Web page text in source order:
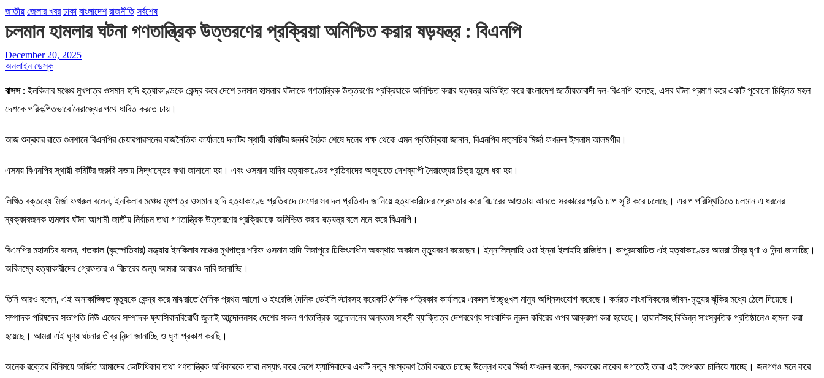
জাতীয় জেলার খবর ঢাকা বাংলাদেশ রাজনীতি সর্বশেষ
চলমান হামলার ঘটনা গণতান্ত্রিক উত্তরণের প্রক্রিয়া অনিশ্চিত করার ষড়যন্ত্র : বিএনপি
December 20, 2025
অনলাইন ডেস্ক
বাসস : ইনকিলাব মঞ্চের মুখপাত্র ওসমান হাদি হত্যাকাণ্ডকে কেন্দ্র করে দেশে চলমান হামলার ঘটনাকে গণতান্ত্রিক উত্তরণের প্রক্রিয়াকে অনিশ্চিত করার ষড়যন্ত্র অভিহিত করে বাংলাদেশ জাতীয়তাবাদী দল-বিএনপি বলেছে, এসব ঘটনা প্রমাণ করে একটি পুরোনো চিহ্নিত মহল
দেশকে পরিকল্পিতভাবে নৈরাজ্যের পথে ধাবিত করতে চায়।
আজ শুক্রবার রাতে গুলশানে বিএনপির চেয়ারপারসনের রাজনৈতিক কার্যালয়ে দলটির স্থায়ী কমিটির জরুরি বৈঠক শেষে দলের পক্ষ থেকে এমন প্রতিক্রিয়া জানান, বিএনপির মহাসচিব মির্জা ফখরুল ইসলাম আলমগীর।
এসময় বিএনপির স্থায়ী কমিটির জরুরি সভায় সিদ্ধান্তের কথা জানানো হয়। এবং ওসমান হাদির হত্যাকাণ্ডের প্রতিবাদের অজুহাতে দেশব্যাপী নৈরাজ্যের চিত্র তুলে ধরা হয়।
লিখিত বক্তব্যে মির্জা ফখরুল বলেন, ইনকিলাব মঞ্চের মুখপাত্র ওসমান হাদি হত্যাকাণ্ডে প্রতিবাদে দেশের সব দল প্রতিবাদ জানিয়ে হত্যাকারীদের গ্রেফতার করে বিচারের আওতায় আনতে সরকারের প্রতি চাপ সৃষ্টি করে চলেছে। এরূপ পরিস্থিতিতে চলমান এ ধরনের
ন্যক্কারজনক হামলার ঘটনা আগামী জাতীয় নির্বাচন তথা গণতান্ত্রিক উত্তরণের প্রক্রিয়াকে অনিশ্চিত করার ষড়যন্ত্র বলে মনে করে বিএনপি।
বিএনপির মহাসচিব বলেন, গতকাল (বৃহস্পতিবার) সন্ধ্যায় ইনকিলাব মঞ্চের মুখপাত্র শরিফ ওসমান হাদি সিঙ্গাপুরে চিকিৎসাধীন অবস্থায় অকালে মৃত্যুবরণ করেছেন। ইন্নালিল্লাহি ওয়া ইন্না ইলাইহি রাজিউন। কাপুরুষোচিত এই হত্যাকাণ্ডের আমরা তীব্র ঘৃণা ও নিন্দা জানাচ্ছি।
অবিলম্বে হত্যাকারীদের গ্রেফতার ও বিচারের জন্য আমরা আবারও দাবি জানাচ্ছি।
তিনি আরও বলেন, এই অনাকাঙ্ক্ষিত মৃত্যুকে কেন্দ্র করে মাঝরাতে দৈনিক প্রথম আলো ও ইংরেজি দৈনিক ডেইলি স্টারসহ কয়েকটি দৈনিক পত্রিকার কার্যালয়ে একদল উচ্ছৃঙ্খল মানুষ অগ্নিসংযোগ করেছে। কর্মরত সাংবাদিকদের জীবন-মৃত্যুর ঝুঁকির মধ্যে ঠেলে দিয়েছে।
সম্পাদক পরিষদের সভাপতি নিউ এজের সম্পাদক ফ্যাসিবাদবিরোধী জুলাই আন্দোলনসহ দেশের সকল গণতান্ত্রিক আন্দোলনের অন্যতম সাহসী ব্যাক্তিত্ব দেশবরেণ্য সাংবাদিক নুরুল কবিরের ওপর আক্রমণ করা হয়েছে। ছায়ানটসহ বিভিন্ন সাংস্কৃতিক প্রতিষ্ঠানেও হামলা করা
হয়েছে। আমরা এই ঘৃণ্য ঘটনার তীব্র নিন্দা জানাচ্ছি ও ঘৃণা প্রকাশ করছি।
অনেক রক্তের বিনিময়ে অর্জিত আমাদের ভোটাধিকার তথা গণতান্ত্রিক অধিকারকে তারা নস্যাৎ করে দেশে ফ্যাসিবাদের একটি নতুন সংস্করণ তৈরি করতে চাচ্ছে উল্লেখ করে মির্জা ফখরুল বলেন, সরকারের নাকের ডগাতেই তারা এই তৎপরতা চালিয়ে যাচ্ছে। জনগণও মনে করে